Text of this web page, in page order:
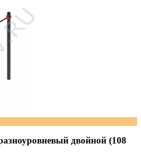
двойной (108